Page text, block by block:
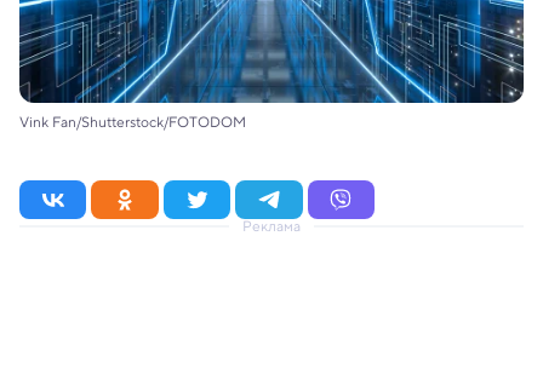
Vink Fan/Shutterstock/FOTODOM
Реклама